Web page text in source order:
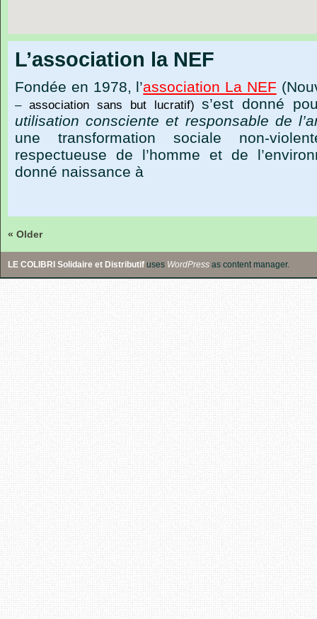
L’association la NEF
Fondée en 1978, l’association La NEF
– association sans but lucratif) s’est donné
utilisation consciente et responsable de
une transformation sociale non-
respectueuse de l’homme et de
donné naissance à
« Older
LE COLIBRI Solidaire et Distributif uses WordPress as content manager.